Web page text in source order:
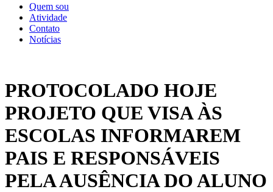
Quem sou
Atividade
Contato
Notícias
PROTOCOLADO HOJE
PROJETO QUE VISA ÀS
ESCOLAS INFORMAREM
PAIS E RESPONSÁVEIS
PELA AUSÊNCIA DO ALUNO